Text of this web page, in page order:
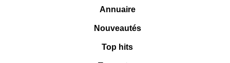
Annuaire
Nouveautés
Top hits